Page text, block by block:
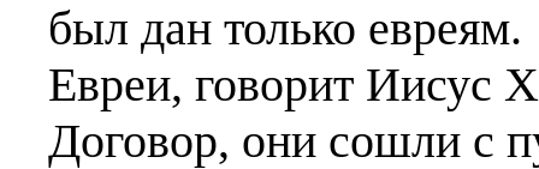
был дан только евреям.
Евреи, говорит Иисус
Договор, они сошли с